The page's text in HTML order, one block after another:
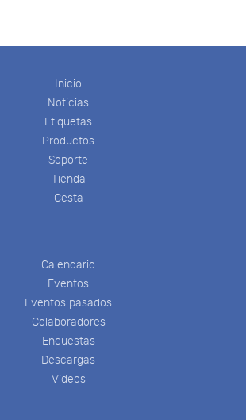
Inicio
Noticias
Etiquetas
Productos
Soporte
Tienda
Cesta
Calendario
Eventos
Eventos pasados
Colaboradores
Encuestas
Descargas
Videos